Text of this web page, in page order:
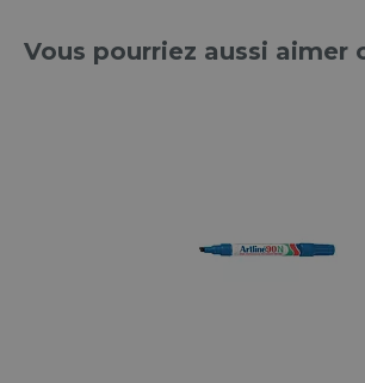
Vous pourriez aussi aimer